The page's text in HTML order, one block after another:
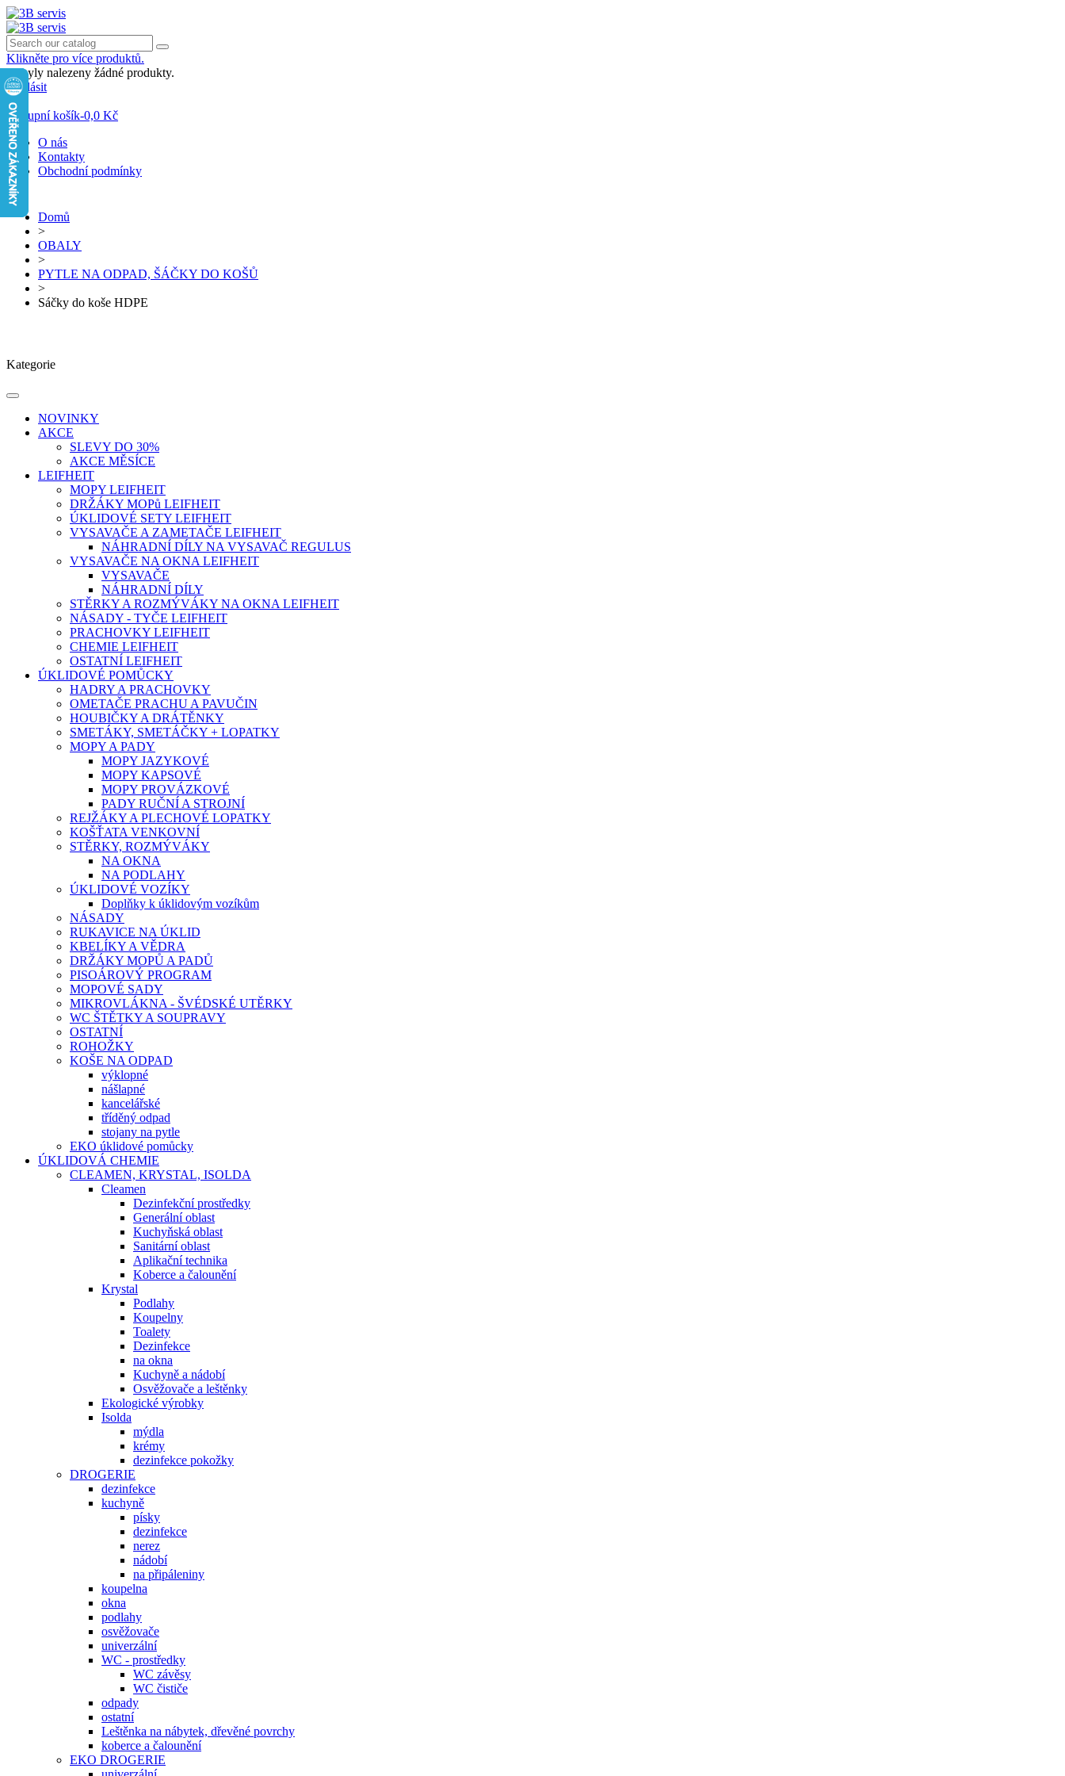
Klikněte pro více produktů.
Nebyly nalezeny žádné produkty.
Přihlásit
0
Nákupní košík-0,0 Kč
O nás
Kontakty
Obchodní podmínky
Domů
>
OBALY
>
PYTLE NA ODPAD, ŠÁČKY DO KOŠŮ
>
Sáčky do koše HDPE
Kategorie
NOVINKY
AKCE
SLEVY DO 30%
AKCE MĚSÍCE
LEIFHEIT
MOPY LEIFHEIT
DRŽÁKY MOPů LEIFHEIT
ÚKLIDOVÉ SETY LEIFHEIT
VYSAVAČE A ZAMETAČE LEIFHEIT
NÁHRADNÍ DÍLY NA VYSAVAČ REGULUS
VYSAVAČE NA OKNA LEIFHEIT
VYSAVAČE
NÁHRADNÍ DÍLY
STĚRKY A ROZMÝVÁKY NA OKNA LEIFHEIT
NÁSADY - TYČE LEIFHEIT
PRACHOVKY LEIFHEIT
CHEMIE LEIFHEIT
OSTATNÍ LEIFHEIT
ÚKLIDOVÉ POMŮCKY
HADRY A PRACHOVKY
OMETAČE PRACHU A PAVUČIN
HOUBIČKY A DRÁTĚNKY
SMETÁKY, SMETÁČKY + LOPATKY
MOPY A PADY
MOPY JAZYKOVÉ
MOPY KAPSOVÉ
MOPY PROVÁZKOVÉ
PADY RUČNÍ A STROJNÍ
REJŽÁKY A PLECHOVÉ LOPATKY
KOŠŤATA VENKOVNÍ
STĚRKY, ROZMÝVÁKY
NA OKNA
NA PODLAHY
ÚKLIDOVÉ VOZÍKY
Doplňky k úklidovým vozíkům
NÁSADY
RUKAVICE NA ÚKLID
KBELÍKY A VĚDRA
DRŽÁKY MOPŮ A PADŮ
PISOÁROVÝ PROGRAM
MOPOVÉ SADY
MIKROVLÁKNA - ŠVÉDSKÉ UTĚRKY
WC ŠTĚTKY A SOUPRAVY
OSTATNÍ
ROHOŽKY
KOŠE NA ODPAD
výklopné
nášlapné
kancelářské
tříděný odpad
stojany na pytle
EKO úklidové pomůcky
ÚKLIDOVÁ CHEMIE
CLEAMEN, KRYSTAL, ISOLDA
Cleamen
Dezinfekční prostředky
Generální oblast
Kuchyňská oblast
Sanitární oblast
Aplikační technika
Koberce a čalounění
Krystal
Podlahy
Koupelny
Toalety
Dezinfekce
na okna
Kuchyně a nádobí
Osvěžovače a leštěnky
Ekologické výrobky
Isolda
mýdla
krémy
dezinfekce pokožky
DROGERIE
dezinfekce
kuchyně
písky
dezinfekce
nerez
nádobí
na připáleniny
koupelna
okna
podlahy
osvěžovače
univerzální
WC - prostředky
WC závěsy
WC čističe
odpady
ostatní
Leštěnka na nábytek, dřevěné povrchy
koberce a čalounění
EKO DROGERIE